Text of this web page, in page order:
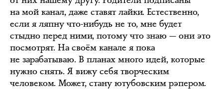
на мой канал, даже ставят лайки. Естественно,
если я ляпну что-нибудь не то, мне будет
стыдно перед ними, потому что знаю — они это
посмотрят. На своём канале я пока
не зарабатываю. В планах много идей, которые
нужно снять. Я вижу себя творческим
человеком. Может, стану ютубовским рэпером.